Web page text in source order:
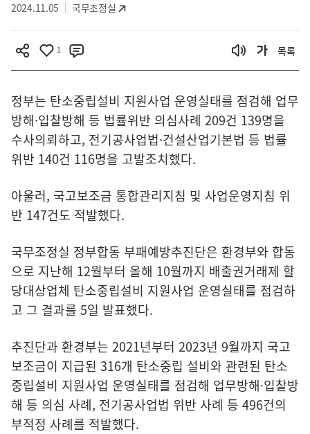
2024.11.05 국무조정실
1 목록
정부는 탄소중립설비 지원사업 운영실태를 점검해 업무
방해·입찰방해 등 법률위반 의심사례 209건 139명을
수사의뢰하고, 전기공사업법·건설산업기본법 등 법률
위반 140건 116명을 고발조치했다.
아울러, 국고보조금 통합관리지침 및 사업운영지침 위
반 147건도 적발했다.
국무조정실 정부합동 부패예방추진단은 환경부와 합동
으로 지난해 12월부터 올해 10월까지 배출권거래제 할
당대상업체 탄소중립설비 지원사업 운영실태를 점검하
고 그 결과를 5일 발표했다.
추진단과 환경부는 2021년부터 2023년 9월까지 국고
보조금이 지급된 316개 탄소중립 설비와 관련된 탄소
중립설비 지원사업 운영실태를 점검해 업무방해·입찰방
해 등 의심 사례, 전기공사업법 위반 사례 등 496건의
부적정 사례를 적발했다.